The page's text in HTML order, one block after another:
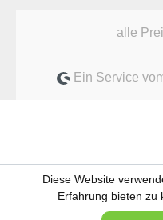
alle
Ein Service
Diese Website
Erfahrung bieten zu